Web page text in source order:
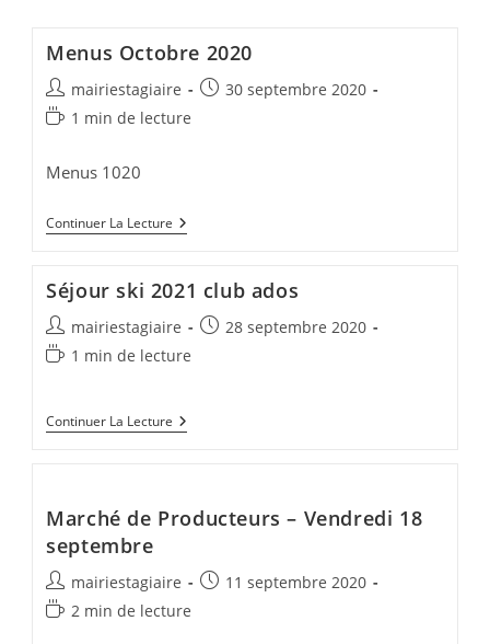
Menus Octobre 2020
Auteur/autrice
de
mairiestagiaire
Publication
30 septembre 2020
Temps
lecture :
1 min de lecture
Menus 1020
Continuer La Lecture Menus
Octobre
Séjour ski 2021 club ados
Auteur/autrice
de
mairiestagiaire
Publication
28 septembre 2020
Temps1 min de lecture
Continuer La Lecture Séjour
Ski
Marché de Producteurs – Vendredi 18
septembre
Auteur/autrice
de
mairiestagiaire
Publication
11 septembre 2020
Temps2 min de lecture